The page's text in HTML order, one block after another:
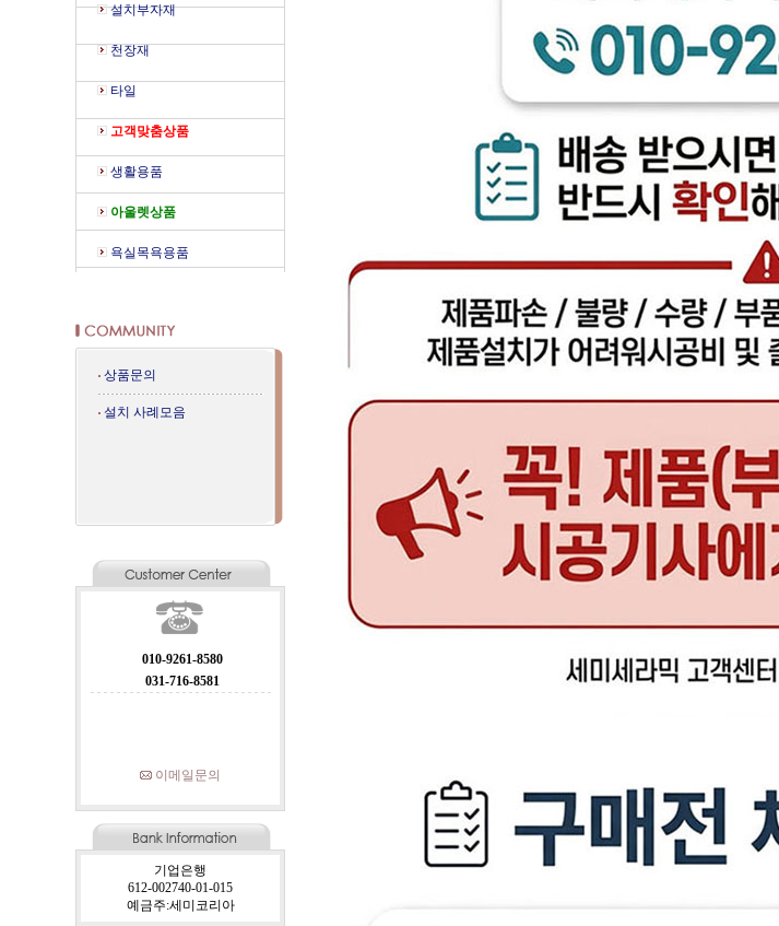
설치부자재
천장재
타일
고객맞춤상품
생활용품
아울렛상품
욕실목욕용품
상품문의
설치 사례모음
010-9261-8580
031-716-8581
이메일문의
기업은행
612-002740-01-015
예금주:세미코리아